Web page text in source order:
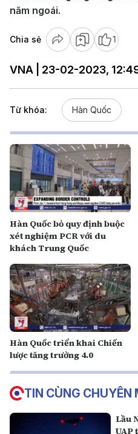
năm ngoái.
Chia sẻ 1
VNA | 23-02-2023,
Từ khóa: Hàn Quốc
Hàn Quốc bỏ quy định buộc
xét nghiệm PCR với du
khách Trung Quốc
Hàn Quốc triển khai Chiến
lược tăng trưởng 4.0
TIN CÙNG CHUYÊN
Lầu
UAP